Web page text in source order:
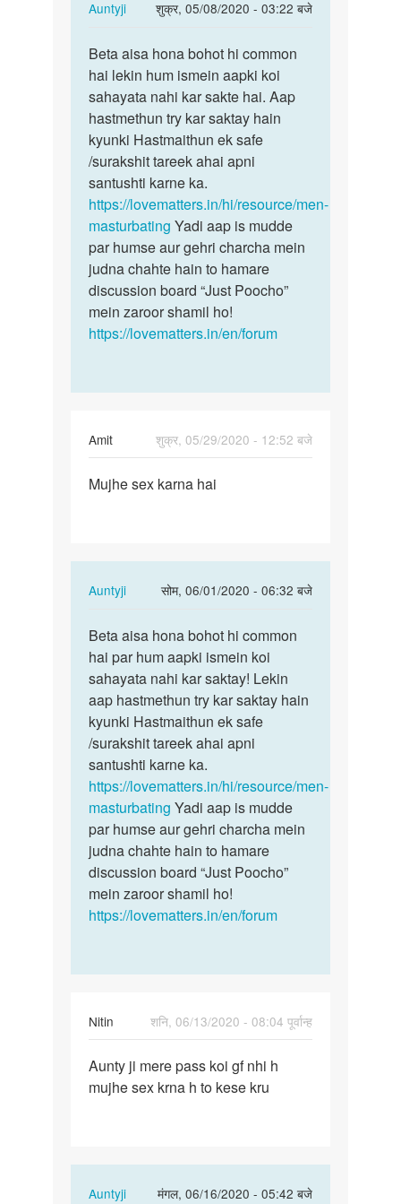
Auntyji
शुक्र, 05/08/2020 - 03:22 बजे
In
to
Sex
kerna
he
by
Rajsa
Beta
aisa
hona
bohot
hi…
Beta aisa hona bohot hi common
hai lekin hum ismein aapki koi
sahayata nahi kar sakte hai. Aap
hastmethun try kar saktay hain
kyunki Hastmaithun ek safe
/surakshit tareek ahai apni
santushti karne ka.
https://lovematters.in/hi/resource/men-
masturbating Yadi aap is mudde
par humse aur gehri charcha mein
judna chahte hain to hamare
discussion board “Just Poocho”
mein zaroor shamil ho!
https://lovematters.in/en/forum
Amit
शुक्र, 05/29/2020 - 12:52 बजे
Mujhe
Mujhe sex karna hai
Auntyji
सोम, 06/01/2020 - 06:32 बजे
In
to
Mujhe
sex
karna
hai
by
Amit
Beta
aisa
hona
bohot
hi…
Beta aisa hona bohot hi common
hai par hum aapki ismein koi
sahayata nahi kar saktay! Lekin
aap hastmethun try kar saktay hain
kyunki Hastmaithun ek safe
/surakshit tareek ahai apni
santushti karne ka.
https://lovematters.in/hi/resource/men-
masturbating Yadi aap is mudde
par humse aur gehri charcha mein
judna chahte hain to hamare
discussion board “Just Poocho”
mein zaroor shamil ho!
https://lovematters.in/en/forum
Nitin
शनि, 06/13/2020 - 08:04 पूर्वान्ह
Aunty
ji
Aunty ji mere pass koi gf nhi h
mujhe sex krna h to kese kru
Auntyji
मंगल, 06/16/2020 - 05:42 बजे
In